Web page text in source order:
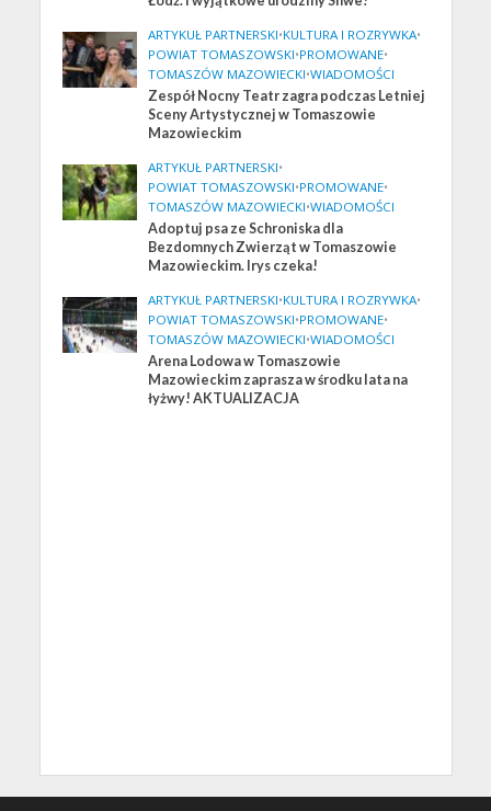
ARTYKUŁ PARTNERSKI•KULTURA I ROZRYWKA•
POWIAT TOMASZOWSKI•PROMOWANE•
TOMASZÓW MAZOWIECKI•WIADOMOŚCI
Zespół Nocny Teatr zagra podczas Letniej
Sceny Artystycznej w Tomaszowie
Mazowieckim
ARTYKUŁ PARTNERSKI•
POWIAT TOMASZOWSKI•PROMOWANE•
TOMASZÓW MAZOWIECKI•WIADOMOŚCI
Adoptuj psa ze Schroniska dla
Bezdomnych Zwierząt w Tomaszowie
Mazowieckim. Irys czeka!
ARTYKUŁ PARTNERSKI•KULTURA I ROZRYWKA•
POWIAT TOMASZOWSKI•PROMOWANE•
TOMASZÓW MAZOWIECKI•WIADOMOŚCI
Arena Lodowa w Tomaszowie
Mazowieckim zaprasza w środku lata na
łyżwy! AKTUALIZACJA